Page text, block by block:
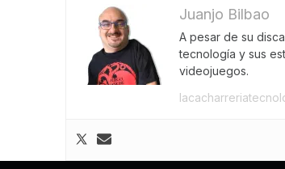
Juanjo Bilbao
A pesar de su
tecnología y sus
videojuegos.